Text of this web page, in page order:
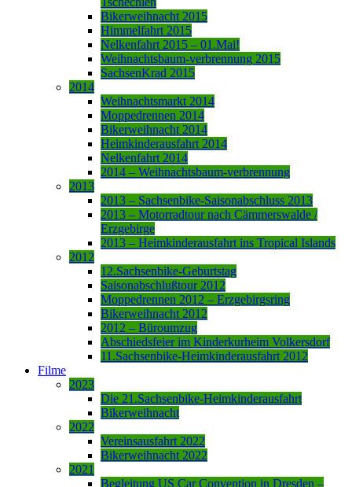
Bikerweihnacht 2015
Himmelfahrt 2015
Nelkenfahrt 2015 – 01.Mai!
Weihnachtsbaum-verbrennung 2015
SachsenKrad 2015
2014
Weihnachtsmarkt 2014
Moppedrennen 2014
Bikerweihnacht 2014
Heimkinderausfahrt 2014
Nelkenfahrt 2014
2014 – Weihnachtsbaum-verbrennung
2013
2013 – Sachsenbike-Saisonabschluss 2013
2013 – Motorradtour nach Cämmerswalde /
Erzgebirge
2013 – Heimkinderausfahrt ins Tropical Islands
2012
12.Sachsenbike-Geburtstag
Saisonabschlußtour 2012
Moppedrennen 2012 – Erzgebirgsring
Bikerweihnacht 2012
2012 – Büroumzug
Abschiedsfeier im Kinderkurheim Volkersdorf
11.Sachsenbike-Heimkinderausfahrt 2012
Filme
2023
Die 21.Sachsenbike-Heimkinderausfahrt
Bikerweihnacht
2022
Vereinsausfahrt 2022
Bikerweihnacht 2022
2021
Begleitung US Car Convention in Dresden –